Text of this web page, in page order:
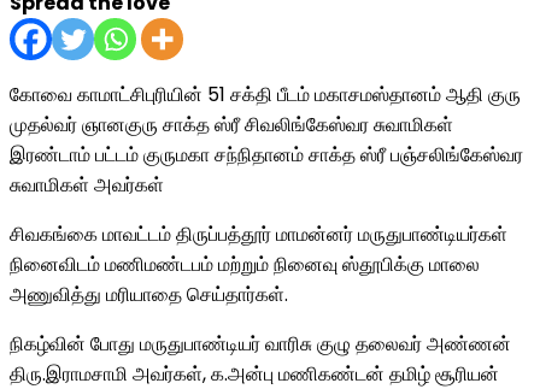
கோவை காமாட்சிபுரியின் 51 சக்தி பீடம் மகாசமஸ்தானம் ஆதி குரு
முதல்வர் ஞானகுரு சாக்த ஸ்ரீ சிவலிங்கேஸ்வர சுவாமிகள்
இரண்டாம் பட்டம் குருமகா சந்நிதானம் சாக்த ஸ்ரீ பஞ்சலிங்கேஸ்வர
சுவாமிகள் அவர்கள்
சிவகங்கை மாவட்டம் திருப்பத்தூர் மாமன்னர் மருதுபாண்டியர்கள்
நினைவிடம் மணிமண்டபம் மற்றும் நினைவு ஸ்தூபிக்கு மாலை
அணுவித்து மரியாதை செய்தார்கள்.
நிகழ்வின் போது மருதுபாண்டியர் வாரிசு குழு தலைவர் அண்ணன்
திரு.இராமசாமி அவர்கள், க.அன்பு மணிகண்டன் தமிழ் சூரியன்